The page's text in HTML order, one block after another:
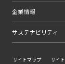
企業情報
サステナビリティ
サイトマップ サイ